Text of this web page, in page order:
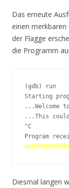
Das erneute
einen merkbaren
der Flagge
die Programm
(gdb) run
Starting
...Welcome
...This
^C
Diesmal langen